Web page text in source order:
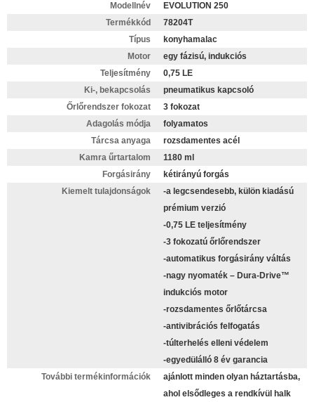
Modellnév
EVOLUTION 250
Termékkód
78204T
Típus
konyhamalac
Motor
egy fázisú, indukciós
Teljesítmény
0,75 LE
Ki-, bekapcsolás
pneumatikus kapcsoló
Őrlőrendszer fokozat
3 fokozat
Adagolás módja
folyamatos
Tárcsa anyaga
rozsdamentes acél
Kamra űrtartalom
1180 ml
Forgásirány
kétirányú forgás
Kiemelt tulajdonságok
-a legcsendesebb, külön kiadású
prémium verzió
-0,75 LE teljesítmény
-3 fokozatú őrlőrendszer
-automatikus forgásirány váltás
-nagy nyomaték – Dura-Drive™
indukciós motor
-rozsdamentes őrlőtárcsa
-antivibrációs felfogatás
-túlterhelés elleni védelem
-egyedülálló 8 év garancia
További termékinformációk
ajánlott minden olyan háztartásba,
ahol elsődleges a rendkívül halk